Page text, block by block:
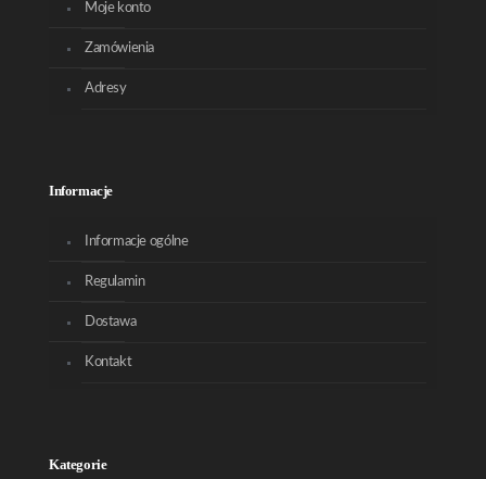
Moje konto
Zamówienia
Adresy
Informacje
Informacje ogólne
Regulamin
Dostawa
Kontakt
Kategorie